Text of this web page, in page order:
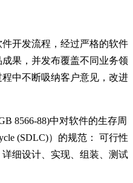
开发流程，经过严格的软件
果，并发布覆盖不同业务领
中不断吸纳客户意见，改进
8566-88)中对软件的生存周
(SDLC)）的规范： 可行性
细设计、实现、组装、测试